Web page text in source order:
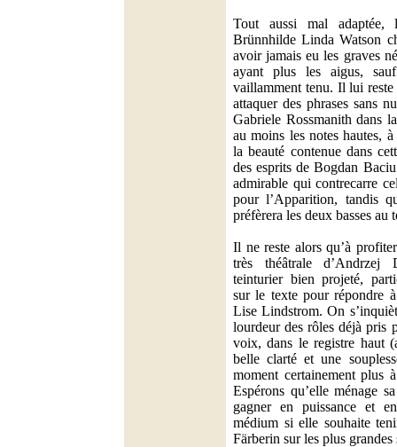
Tout aussi mal adaptée,
Brünnhilde Linda Watson
avoir jamais eu les graves
ayant plus les aigus,
vaillamment tenu. Il lui
attaquer des phrases sans
Gabriele Rossmanith dans
au moins les notes hautes,
la beauté contenue dans
des esprits de Bogdan
admirable qui contrecarre
pour l’Apparition, tandis
préfèrera les deux basses au
Il ne reste alors qu’à
très théâtrale d’Andrzej
teinturier bien projeté,
sur le texte pour répondre
Lise Lindstrom. On
lourdeur des rôles déjà pris
voix, dans le registre haut
belle clarté et une
moment certainement plus
Espérons qu’elle ménage
gagner en puissance et
médium si elle souhaite
Färberin sur les plus grandes